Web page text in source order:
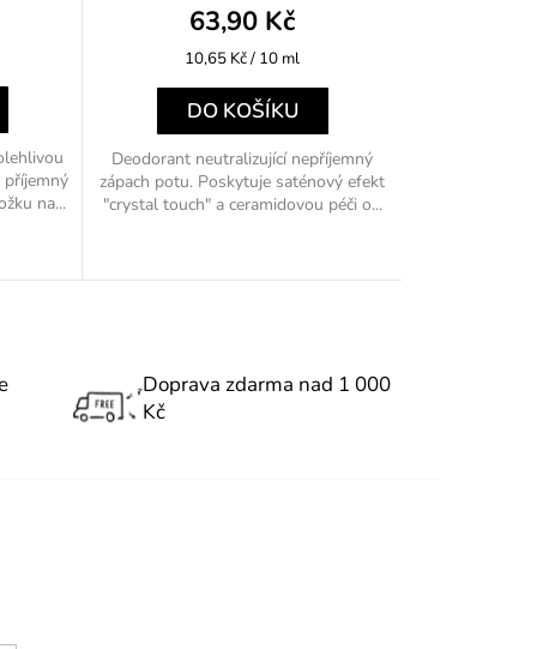
příjemný
na...
63,90 Kč
Měrná
10,65 Kč / 10 ml
DO KOŠÍKU
Deodorant neutralizující nepříjemný
zápach potu. Poskytuje saténový efekt
"crystal touch" a ceramidovou péči o...
Doprava zdarma nad 1 000
Kč